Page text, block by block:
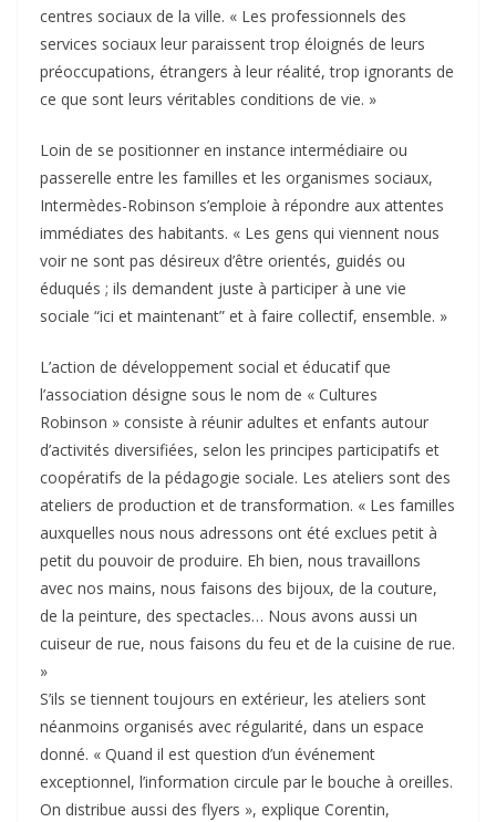
centres sociaux de la ville. « Les professionnels des
services sociaux leur paraissent trop éloignés de leurs
préoccupations, étrangers à leur réalité, trop ignorants de
ce que sont leurs véritables conditions de vie. »
Loin de se positionner en instance intermédiaire ou
passerelle entre les familles et les organismes sociaux,
Intermèdes-Robinson s’emploie à répondre aux attentes
immédiates des habitants. « Les gens qui viennent nous
voir ne sont pas désireux d’être orientés, guidés ou
éduqués ; ils demandent juste à participer à une vie
sociale “ici et maintenant” et à faire collectif, ensemble. »
L’action de développement social et éducatif que
l’association désigne sous le nom de « Cultures
Robinson » consiste à réunir adultes et enfants autour
d’activités diversifiées, selon les principes participatifs et
coopératifs de la pédagogie sociale. Les ateliers sont des
ateliers de production et de transformation. « Les familles
auxquelles nous nous adressons ont été exclues petit à
petit du pouvoir de produire. Eh bien, nous travaillons
avec nos mains, nous faisons des bijoux, de la couture,
de la peinture, des spectacles… Nous avons aussi un
cuiseur de rue, nous faisons du feu et de la cuisine de rue.
»
S’ils se tiennent toujours en extérieur, les ateliers sont
néanmoins organisés avec régularité, dans un espace
donné. « Quand il est question d’un événement
exceptionnel, l’information circule par le bouche à oreilles.
On distribue aussi des flyers », explique Corentin,